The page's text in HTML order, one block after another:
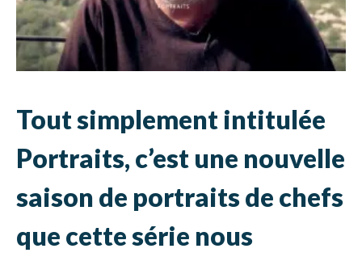
Tout simplement intitulée
Portraits, c’est une nouvelle
saison de portraits de chefs
que cette série nous